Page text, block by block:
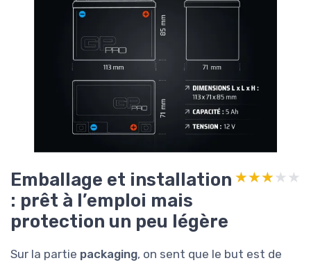
Emballage et installation
: prêt à l’emploi mais
protection un peu légère
★★★★★
★★★★★
Sur la partie packaging, on sent que le but est de